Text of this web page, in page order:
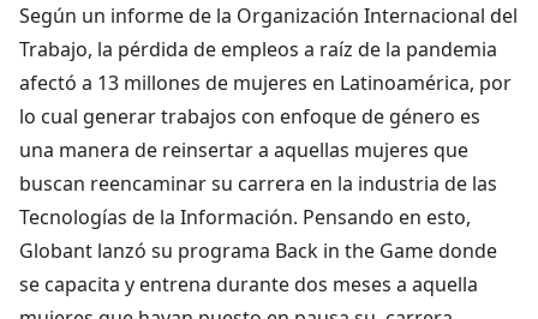
Según un informe de la Organización Internacional del
Trabajo, la pérdida de empleos a raíz de la pandemia
afectó a 13 millones de mujeres en Latinoamérica, por
lo cual generar trabajos con enfoque de género es
una manera de reinsertar a aquellas mujeres que
buscan reencaminar su carrera en la industria de las
Tecnologías de la Información. Pensando en esto,
Globant lanzó su programa Back in the Game donde
se capacita y entrena durante dos meses a aquella